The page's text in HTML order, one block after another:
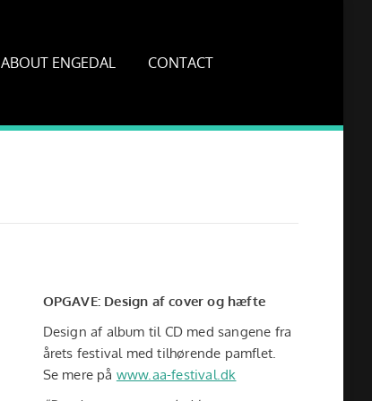
ABOUT ENGEDAL CONTACT
OPGAVE: Design af cover og hæfte
Design af album til CD med sangene fra
årets festival med tilhørende pamflet.
Se mere på www.aa-festival.dk